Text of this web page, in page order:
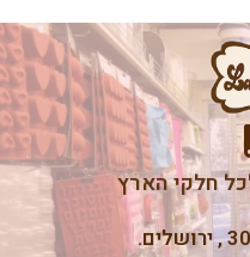
חלקי הארץ